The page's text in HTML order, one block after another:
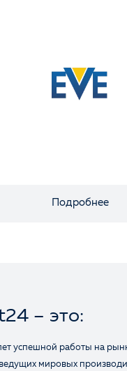
Подробнее
– это:
успешной работы на
мировых